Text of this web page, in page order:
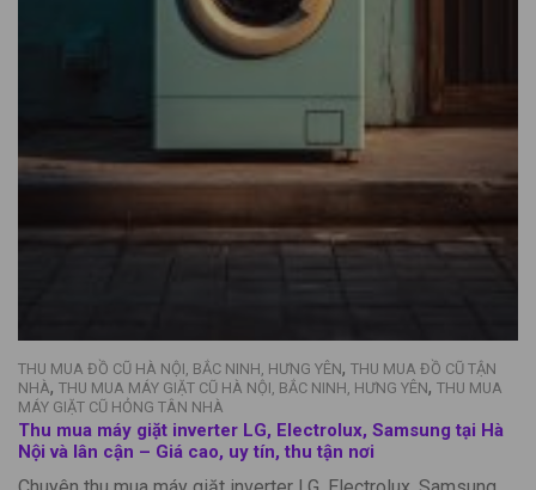
THU MUA ĐỒ CŨ HÀ NỘI, BẮC NINH, HƯNG YÊN, THU MUA ĐỒ CŨ TẬN
NHÀ, THU MUA MÁY GIẶT CŨ HÀ NỘI, BẮC NINH, HƯNG YÊN, THU MUA
MÁY GIẶT CŨ HỎNG TÂN NHÀ
Thu mua máy giặt inverter LG, Electrolux, Samsung tại Hà
Nội và lân cận – Giá cao, uy tín, thu tận nơi